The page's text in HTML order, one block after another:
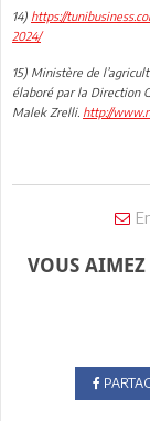
14) https://
2024/
15) Ministère de
élaboré par la Direction
Malek Zrelli. http://
VOUS AIMEZ